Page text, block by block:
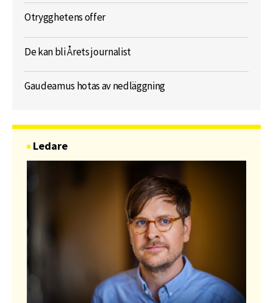
Otrygghetens offer
De kan bli Årets journalist
Gaudeamus hotas av nedläggning
Ledare